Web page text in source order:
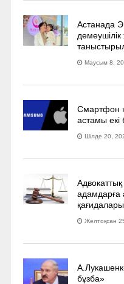
Астанада
Маусым 8,
Смартфон
астамы екі
Шілде 20,
адамдарға
қағидалары
Желтоқсан
бұзба»